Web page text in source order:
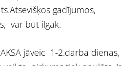
gadījumos,
var būt ilgāk.
jāveic 1-2.darba dienas,